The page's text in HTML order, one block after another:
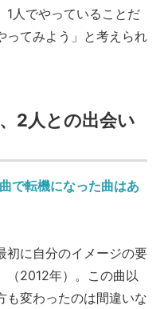
1人でやっていることだ
ってみよう」と考えられ
2人との出会い
で転機になった曲はあ
に自分のイメージの要
（2012年）。この曲以
も変わったのは間違いな